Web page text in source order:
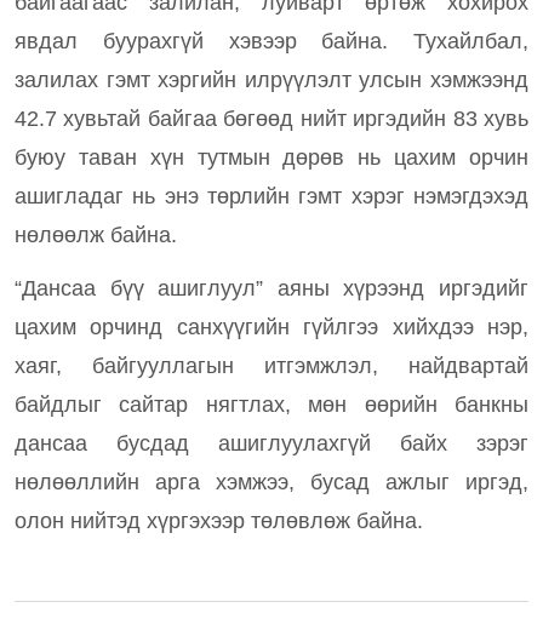
явдал буурахгүй хэвээр байна. Тухайлбал,
залилах гэмт хэргийн илрүүлэлт улсын хэмжээнд
42.7 хувьтай байгаа бөгөөд нийт иргэдийн 83 хувь
буюу таван хүн тутмын дөрөв нь цахим орчин
ашигладаг нь энэ төрлийн гэмт хэрэг нэмэгдэхэд
нөлөөлж байна.
“Дансаа бүү ашиглуул” аяны хүрээнд иргэдийг
цахим орчинд санхүүгийн гүйлгээ хийхдээ нэр,
хаяг, байгууллагын итгэмжлэл, найдвартай
байдлыг сайтар нягтлах, мөн өөрийн банкны
дансаа бусдад ашиглуулахгүй байх зэрэг
нөлөөллийн арга хэмжээ, бусад ажлыг иргэд,
олон нийтэд хүргэхээр төлөвлөж байна.